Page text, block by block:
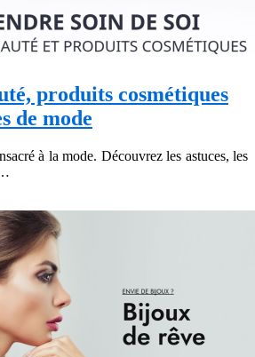
produits cosmétiques
de mode
à la mode. Découvrez les astuces, les